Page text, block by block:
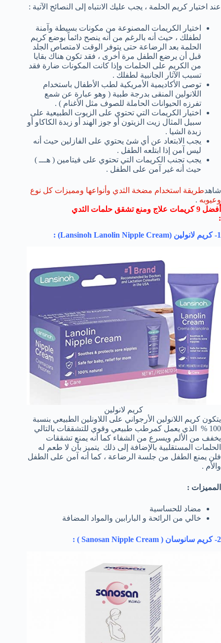
عند اختيار كريم الحلمة ، يجب عليك الانتباه إلى النصائح الآتية :
اختيار الكريمات المصنوعة من مكونات بسيطة وآمنة
لطفلك ، حيث أنه بالرغم من أنه ينصح دائماً بوضع كريم
الحلمة بعد الرضاعة حتى يتوفر الوقت لامتصاص الجلد
قبل أن يرضع الطفل مرة أخرى ، فقد تكون هناك بقايا
من الكريم على الحلمات وإذا كانت المكونات ضارة فقد
تسبب الآثار الجانبية لطفلك .
توصى الأكاديمية الأمريكية لطب الأطفال باستخدام
اللانولين المنقى بدرجة طبية ( وهو عبارة عن شمع
تفرزه الحيوانات الحاملة للصوف مثل الأغنام ) .
اختيار الكريمات التي تحتوي على الزيوت الطبيعية على
سبيل المثال زيت الزيتون أو جوز الهند أو زبدة الكاكاو أو
زبدة الشيا .
يجب الابتعاد عن أي شئ يحتوي على الفازلين حيث أنه
ليس آمن إذا ابتلعه الطفل .
يجب تجنب الكريمات التي تحتوي على فيتامين ( هـــ )
حيث أنه غير آمن على الطفل .
شاهدطريقة استخدام مضخة الثدي وأنواعها ومميزات كل نوع
وعيوبه .
أفضل 9 كريمات علاج ومنع تشقق حلمات الثدي
:
1- كريم لانولين (
Lansinoh Lanolin Nipple Cream
) :
كريم لانولين
يتكون كريم اللانولين الأرجواني على اللاونلين الطبيعي بنسبة
100 % الذي يعمل كمرطب طبيعي وقوي للتشققات بالتالي
يخفف من الألم ويسرع من الشفاء كما أنه يمنع تشققات
الحلمات المستقلبية بالإضافة إلى ذلك يتميز بأن لا طعم له
فلن يمنع الطفل من جلسة الرضاعة ، كما أنه آمن على الطفل
والأم .
المميزات :
مضاد للحساسية
خالي من الرائحة و البارابين والمواد المضافة
2- كريم سانوسان ( Sanosan Nipple Cream
) :